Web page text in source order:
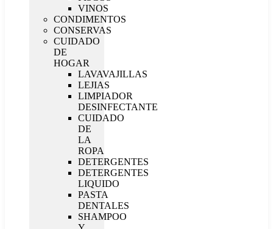
VINOS
CONDIMENTOS
CONSERVAS
CUIDADO
DE
HOGAR
LAVAVAJILLAS
LEJIAS
LIMPIADOR
DESINFECTANTE
CUIDADO
DE
LA
ROPA
DETERGENTES
DETERGENTES
LIQUIDO
PASTA
DENTALES
SHAMPOO